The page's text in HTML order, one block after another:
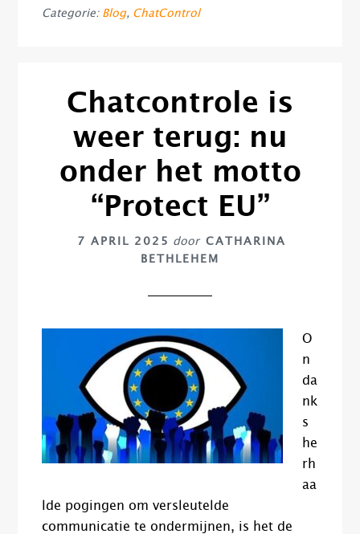
Categorie: Blog, ChatControl
Chatcontrole is
weer terug: nu
onder het motto
“Protect EU”
7 APRIL 2025 door CATHARINA
BETHLEHEM
O
n
da
nk
s
he
rh
aa
lde pogingen om versleutelde
communicatie te ondermijnen, is het de